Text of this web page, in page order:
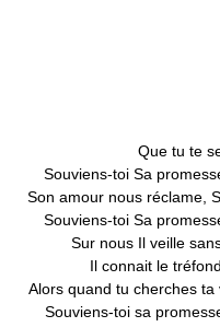
Que tu te
Souviens-toi Sa
Son amour nous réclame,
Souviens-toi Sa
Sur nous Il veille
Il connait le
Alors quand tu cherches
Souviens-toi sa